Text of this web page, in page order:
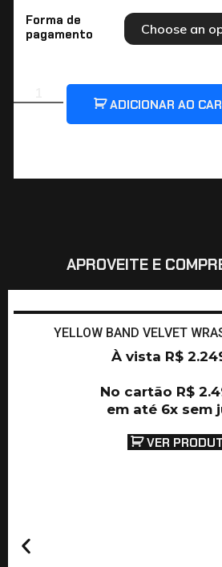
Forma de
pagamento
ADICIONAR AO
APROVEITE E
YELLOW BAND VELVET
À vista R$
No cartão R$
em até 6x sem
VER